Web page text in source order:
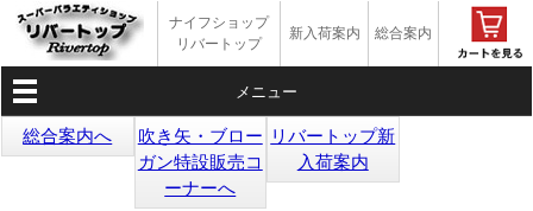
ナイフショップ
リバートップ
新入荷案内 総合案内
メニュー
総合案内へ
吹き矢・ブロー
ガン特設販売コ
ーナーへ
リバートップ新
入荷案内